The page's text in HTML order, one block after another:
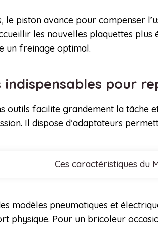
le piston avance pour compenser
les nouvelles plaquettes
un freinage optimal.
indispensables pour
outils facilite grandement la tâche
Il dispose d’adaptateurs
Ces caractéristiques du
modèles pneumatiques et
physique. Pour un bricoleur